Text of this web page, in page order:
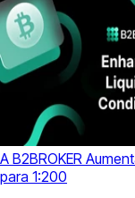
A B2BROKER
para 1:200